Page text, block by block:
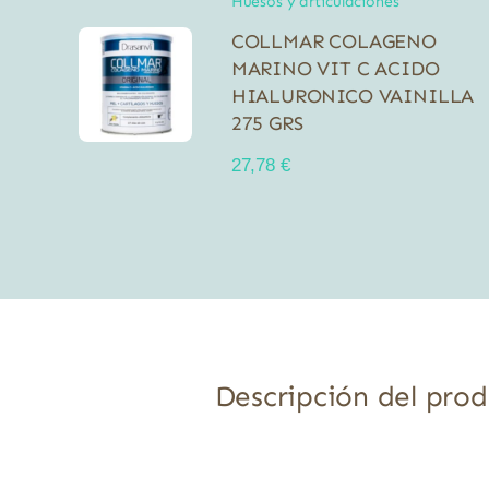
COLLMAR COLAGENO
MARINO VIT C ACIDO
HIALURONICO VAINILLA
275 GRS
27,78 €
Descripción del